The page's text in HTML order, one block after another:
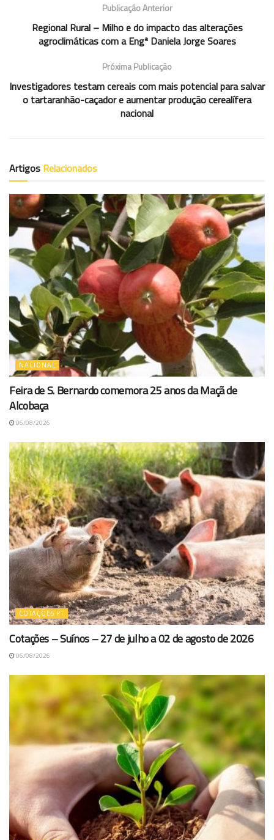
Publicação Anterior
Regional Rural – Milho e do impacto das alterações
agroclimáticas com a Engª Daniela Jorge Soares
Próxima Publicação
Investigadores testam cereais com mais potencial para salvar
o tartaranhão-caçador e aumentar produção cerealífera
nacional
Artigos Relacionados
NACIONAL
Feira de S. Bernardo comemora 25 anos da Maçã de
Alcobaça
06/08/2026
COTAÇÕES PT
Cotações – Suínos – 27 de julho a 02 de agosto de 2026
06/08/2026